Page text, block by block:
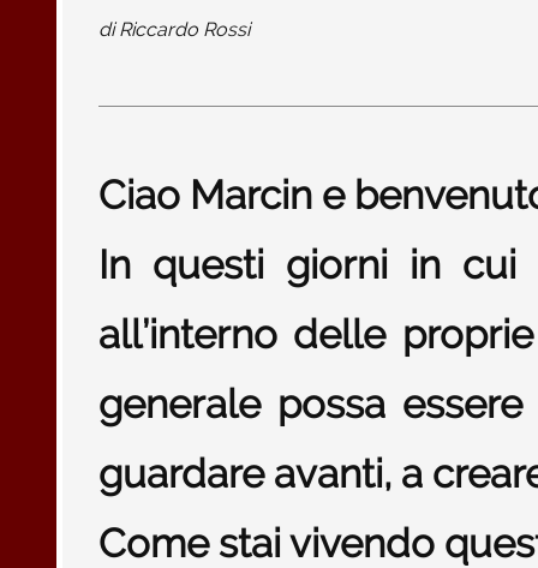
diRiccardo Rossi
Ciao Marcin e
In questi giorni in cui
all’interno delle
generale possa
guardare avanti, a
Come stai vivendo